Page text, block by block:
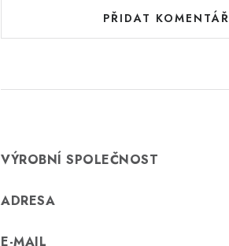
PŘIDAT KOMENTÁŘ
VÝROBNÍ SPOLEČNOST
ADRESA
E-MAIL